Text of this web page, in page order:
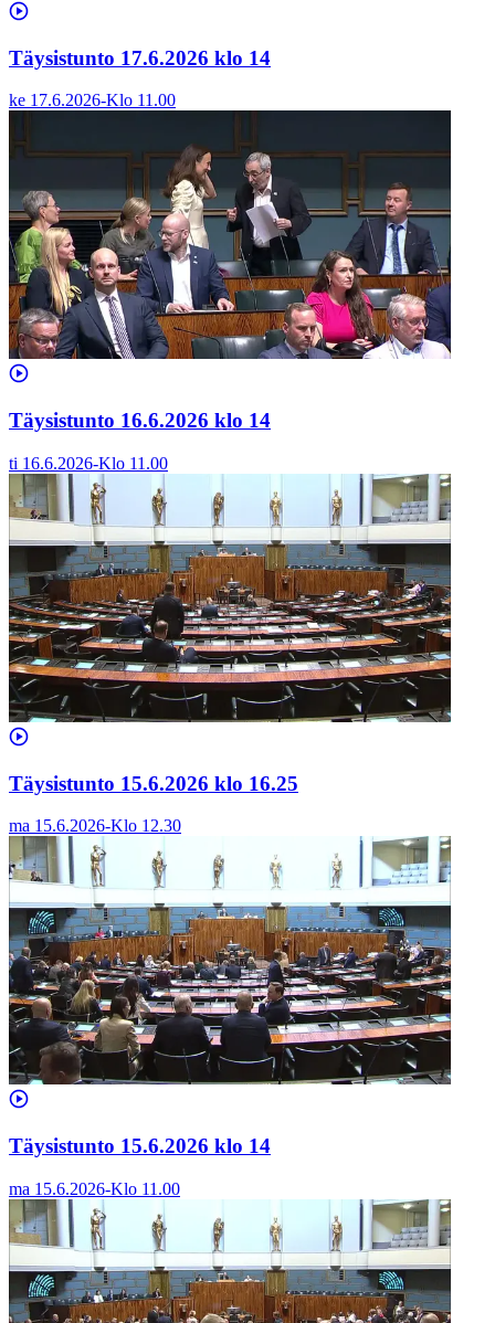
Täysistunto 17.6.2026 klo 14
ke 17.6.2026-Klo 11.00
Täysistunto 16.6.2026 klo 14
ti 16.6.2026-Klo 11.00
Täysistunto 15.6.2026 klo 16.25
ma 15.6.2026-Klo 12.30
Täysistunto 15.6.2026 klo 14
ma 15.6.2026-Klo 11.00